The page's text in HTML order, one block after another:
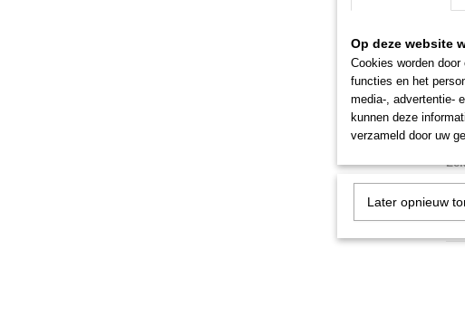
Op deze website
Cookies worden
functies en het
media-, advertentie-
kunnen deze
verzameld door uw
Later opnieuw